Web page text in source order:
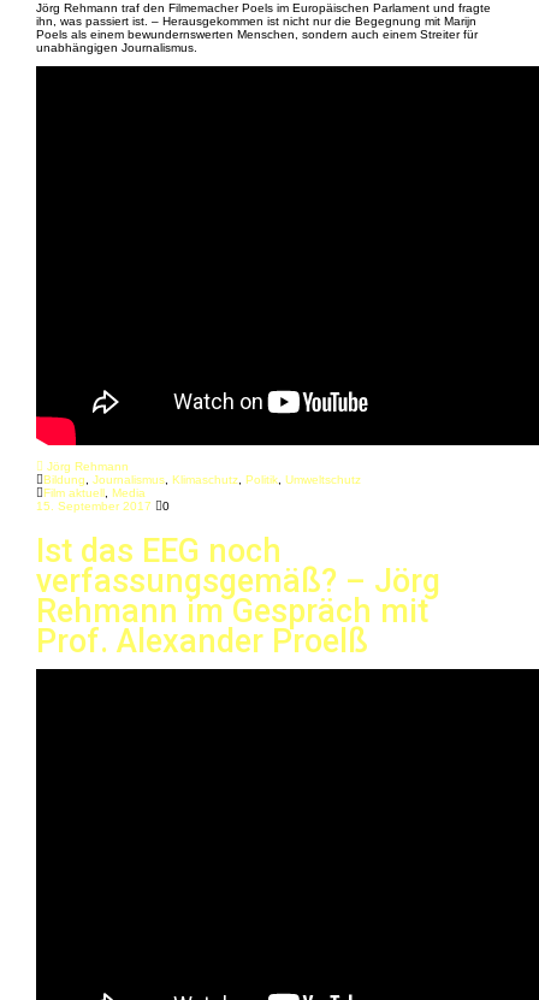
Jörg Rehmann traf den Filmemacher Poels im Europäischen Parlament und fragte
ihn, was passiert ist. – Herausgekommen ist nicht nur die Begegnung mit Marijn
Poels als einem bewundernswerten Menschen, sondern auch einem Streiter für
unabhängigen Journalismus.
Jörg Rehmann
Bildung
Journalismus Klimaschutz Politik Umweltschutz
Film aktuell Media
15. September 2017
0
Ist das EEG noch
verfassungsgemäß? – Jörg
Rehmann im Gespräch mit
Prof. Alexander Proelß